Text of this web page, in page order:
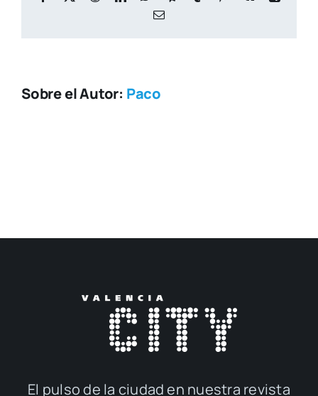
Correo
Sobre el Autor: Paco
El pul­so de la ciu­dad en nues­tra revis­ta